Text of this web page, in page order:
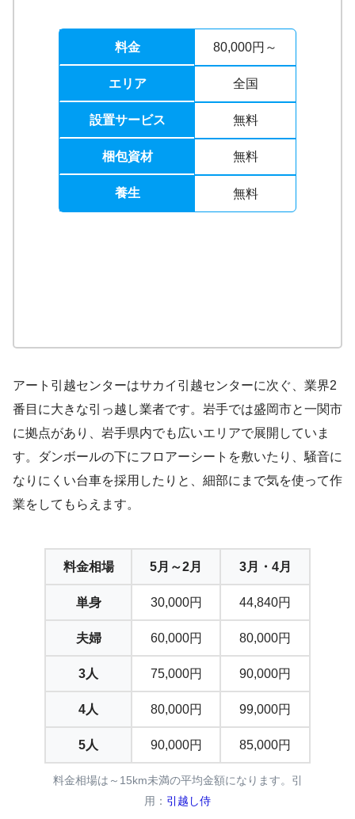
料金 80,000円～
エリア 全国
設置サービス 無料
梱包資材 無料
養生 無料
アート引越センターはサカイ引越センターに次ぐ、業界2
番目に大きな引っ越し業者です。岩手では盛岡市と一関市
に拠点があり、岩手県内でも広いエリアで展開していま
す。ダンボールの下にフロアーシートを敷いたり、騒音に
なりにくい台車を採用したりと、細部にまで気を使って作
業をしてもらえます。
料金相場 5月～2月 3月・4月
単身 30,000円 44,840円
夫婦 60,000円 80,000円
3人 75,000円 90,000円
4人 80,000円 99,000円
5人 90,000円 85,000円
料金相場は～15km未満の平均金額になります。引
用： 引越し侍